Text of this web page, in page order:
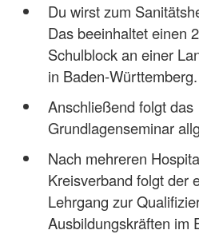
Du wirst zum
Das beeinhaltet einen
Schulblock an einer
in Baden-Württemberg.
Anschließend folgt das
Grundlagenseminar
Nach mehreren
Kreisverband folgt der
Lehrgang zur
Ausbildungskräften im